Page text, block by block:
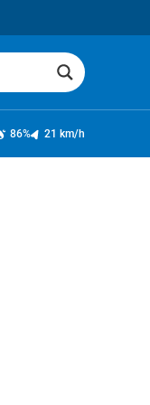
86% 21 km/h